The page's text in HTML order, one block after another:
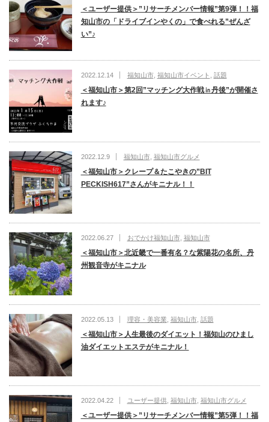
＜ユーザー提供＞”リサーチメンバー情報”第9弾！！福
知山市の「ドライブインやくの」で食べれる”ぜんざ
い”♪
2022.12.14 福知山市, 福知山市イベント 話題
＜福知山市＞第2回”マッチング大作戦㏌丹後”が開催さ
れます♪
2022.12.9 福知山市, 福知山市グルメ
＜福知山市＞クレープ＆たこやきの”BIT
PECKISH617”さんがキニナル！！
2022.06.27 おでかけ福知山市, 福知山市
＜福知山市＞北近畿で一番有名？な紫陽花の名所、丹
州観音寺がキニナル
2022.05.13 理容・美容業 福知山市, 話題
＜福知山市＞人生最後のダイエット！福知山のひまし
油ダイエットエステがキニナル！
2022.04.22 ユーザー提供, 福知山市, 福知山市グルメ
＜ユーザー提供＞”リサーチメンバー情報”第5弾！！福